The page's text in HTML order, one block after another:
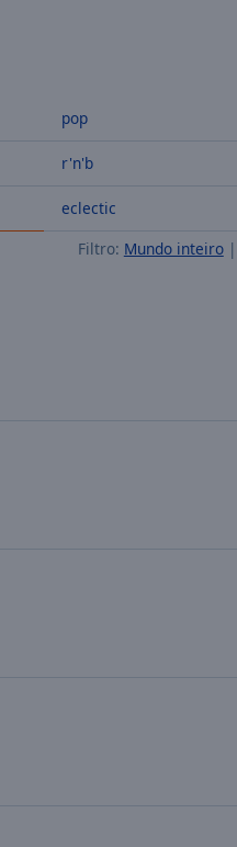
pop
r'n'b
eclectic
Filtro: Mundo inteiro